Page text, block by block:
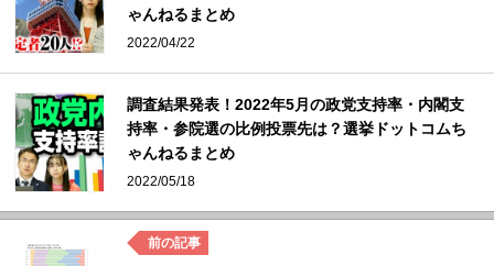
ゃんねるまとめ
2022/04/22
調査結果発表！2022年5月の政党支持率・内閣支
持率・参院選の比例投票先は？選挙ドットコムち
ゃんねるまとめ
2022/05/18